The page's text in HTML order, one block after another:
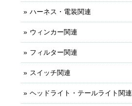
ハーネス・電装関連
ウィンカー関連
フィルター関連
スイッチ関連
ヘッドライト・テールライト関連